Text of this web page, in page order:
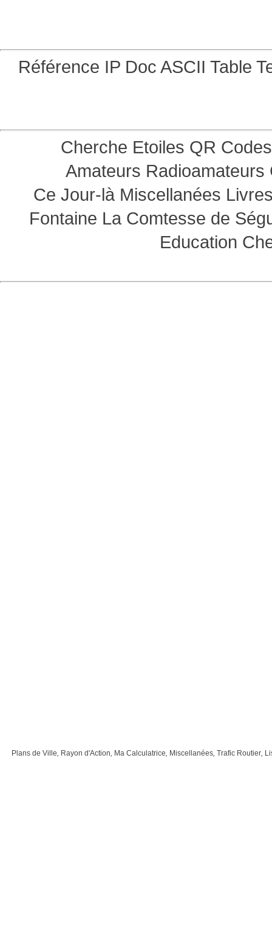
Référence IP Doc ASCII Table
Cherche Etoiles QR Codes
Amateurs Radioamateurs
Ce Jour-là Miscellanées
Fontaine La Comtesse de
Education
Plans de Ville, Rayon d'Action, Ma Calculatrice, Miscellanées, Trafic Routier,